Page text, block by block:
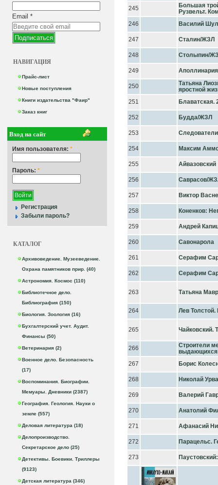
Email *
НАВИГАЦИЯ
Прайс-лист
Новые поступления
Книги издательства "Фаир"
Заказ книг
Вход на сайт
Имя пользователя: *
Пароль: *
Регистрация
Забыли пароль?
КАТАЛОГ
Архивоведение. Музееведение.
Охрана памятников прир. (40)
Астрономия. Космос (110)
Библиотечное дело.
Библиография (150)
Биология. Зоология (16)
Бухгалтерский учет. Аудит.
Финансы (50)
Ветеринария (2)
Военное дело. Безопасность
(17)
Воспоминания. Биографии.
Мемуары. Дневники (2387)
География. Геология. Науки о
земле (557)
Деловая литература (18)
Делопроизводство.
Секретарское дело (25)
Детективы. Боевики. Триллеры
(9123)
Детская литература (346)
245
Большая
Рузвельт.
246
Василий
247 Сталин/ЖЗЛ
248 Столыпин/
249
250
Татьяна
яростной
251
Блаватская.
252 Будда/ЖЗЛ
253
254 Максим
255 Айвазовский
256 Саврасов/
257 Виктор
258 Коненков:
259 Андрей
260 Савонарола
261 Серафим
262 Серафим
263 Татьяна
264 Лев Толстой.
265 Чайковский.
266
Строители
выдающихся
267
Борис
268 Николай
269 Валерий
270 Анатолий
271 Афанасий
272 Парацельс.
273